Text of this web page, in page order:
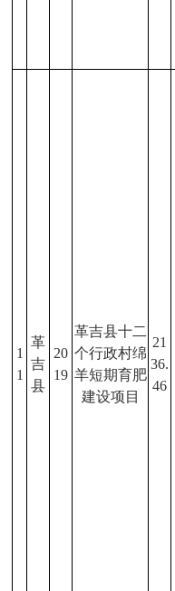
1
1
革
吉
县
20
19
革吉县十二
个行政村绵
羊短期育肥
建设项目
21
36.
46